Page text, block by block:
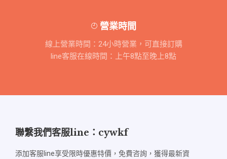
營業時間
線上營業時間：24小時營業，可直接訂購
line客服在線時間：上午8點至晚上8點
聯繫我們客服line：cywkf
添加客服line享受限時優惠特價，免費咨詢，獲得最新資